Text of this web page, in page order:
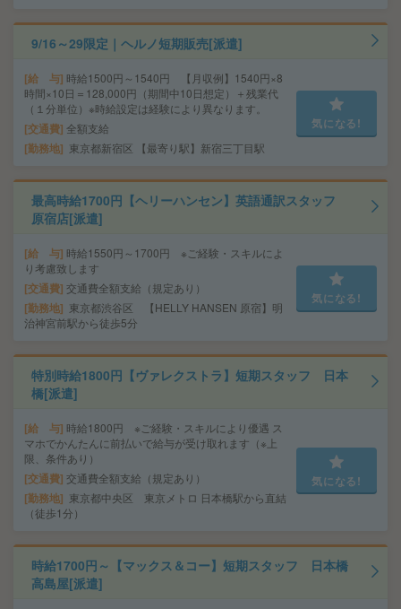
9/16～29限定｜ヘルノ短期販売[派遣]
給 与 時給1500円～1540円 【月収例】1540円×8
時間×10日＝128,000円（期間中10日想定）＋残業代
（１分単位）※時給設定は経験により異なります。
交通費 全額支給
勤務地 東京都新宿区 【最寄り駅】新宿三丁目駅
気になる!
最高時給1700円【ヘリーハンセン】英語通訳スタッフ
原宿店[派遣]
給 与 時給1550円～1700円 ※ご経験・スキルによ
り考慮致します
交通費 交通費全額支給（規定あり）
勤務地
東京都渋谷区 【HELLY HANSEN 原宿】明
治神宮前駅から徒歩5分
気になる!
特別時給1800円【ヴァレクストラ】短期スタッフ 日本
橋[派遣]
給 与 時給1800円 ※ご経験・スキルにより優遇 ス
マホでかんたんに前払いで給与が受け取れます（※上
限、条件あり）
交通費 交通費全額支給（規定あり）
勤務地
東京都中央区 東京メトロ 日本橋駅から直結
（徒歩1分）
気になる!
時給1700円～【マックス＆コー】短期スタッフ 日本橋
高島屋[派遣]